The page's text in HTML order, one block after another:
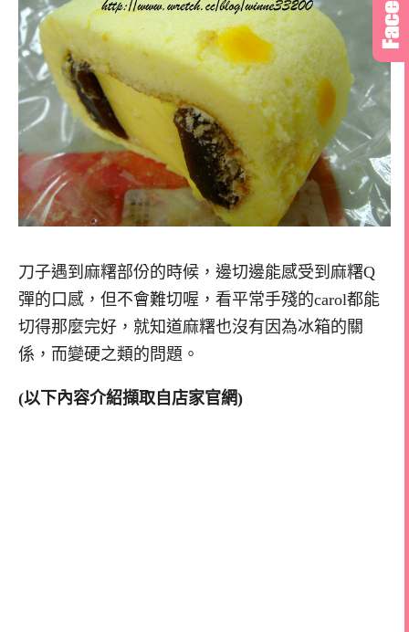
刀子遇到麻糬部份的時候，邊切邊能感受到麻糬Q
彈的口感，但不會難切喔，看平常手殘的carol都能
切得那麼完好，就知道麻糬也沒有因為冰箱的關
係，而變硬之類的問題。
(以下內容介紹擷取自店家官網)